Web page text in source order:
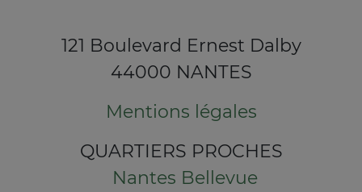
121 Boulevard Ernest Dalby
44000 NANTES
Mentions légales
QUARTIERS PROCHES
Nantes Bellevue